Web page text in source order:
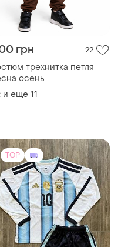
грн 22
трехнитка петля
осень
и еще 11
TOP